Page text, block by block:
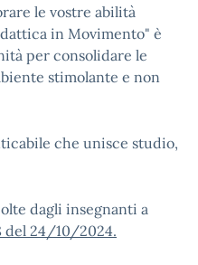
le vostre abilità
in Movimento" è
per consolidare le
stimolante e non
che unisce studio,
dagli insegnanti a
del 24/10/2024.